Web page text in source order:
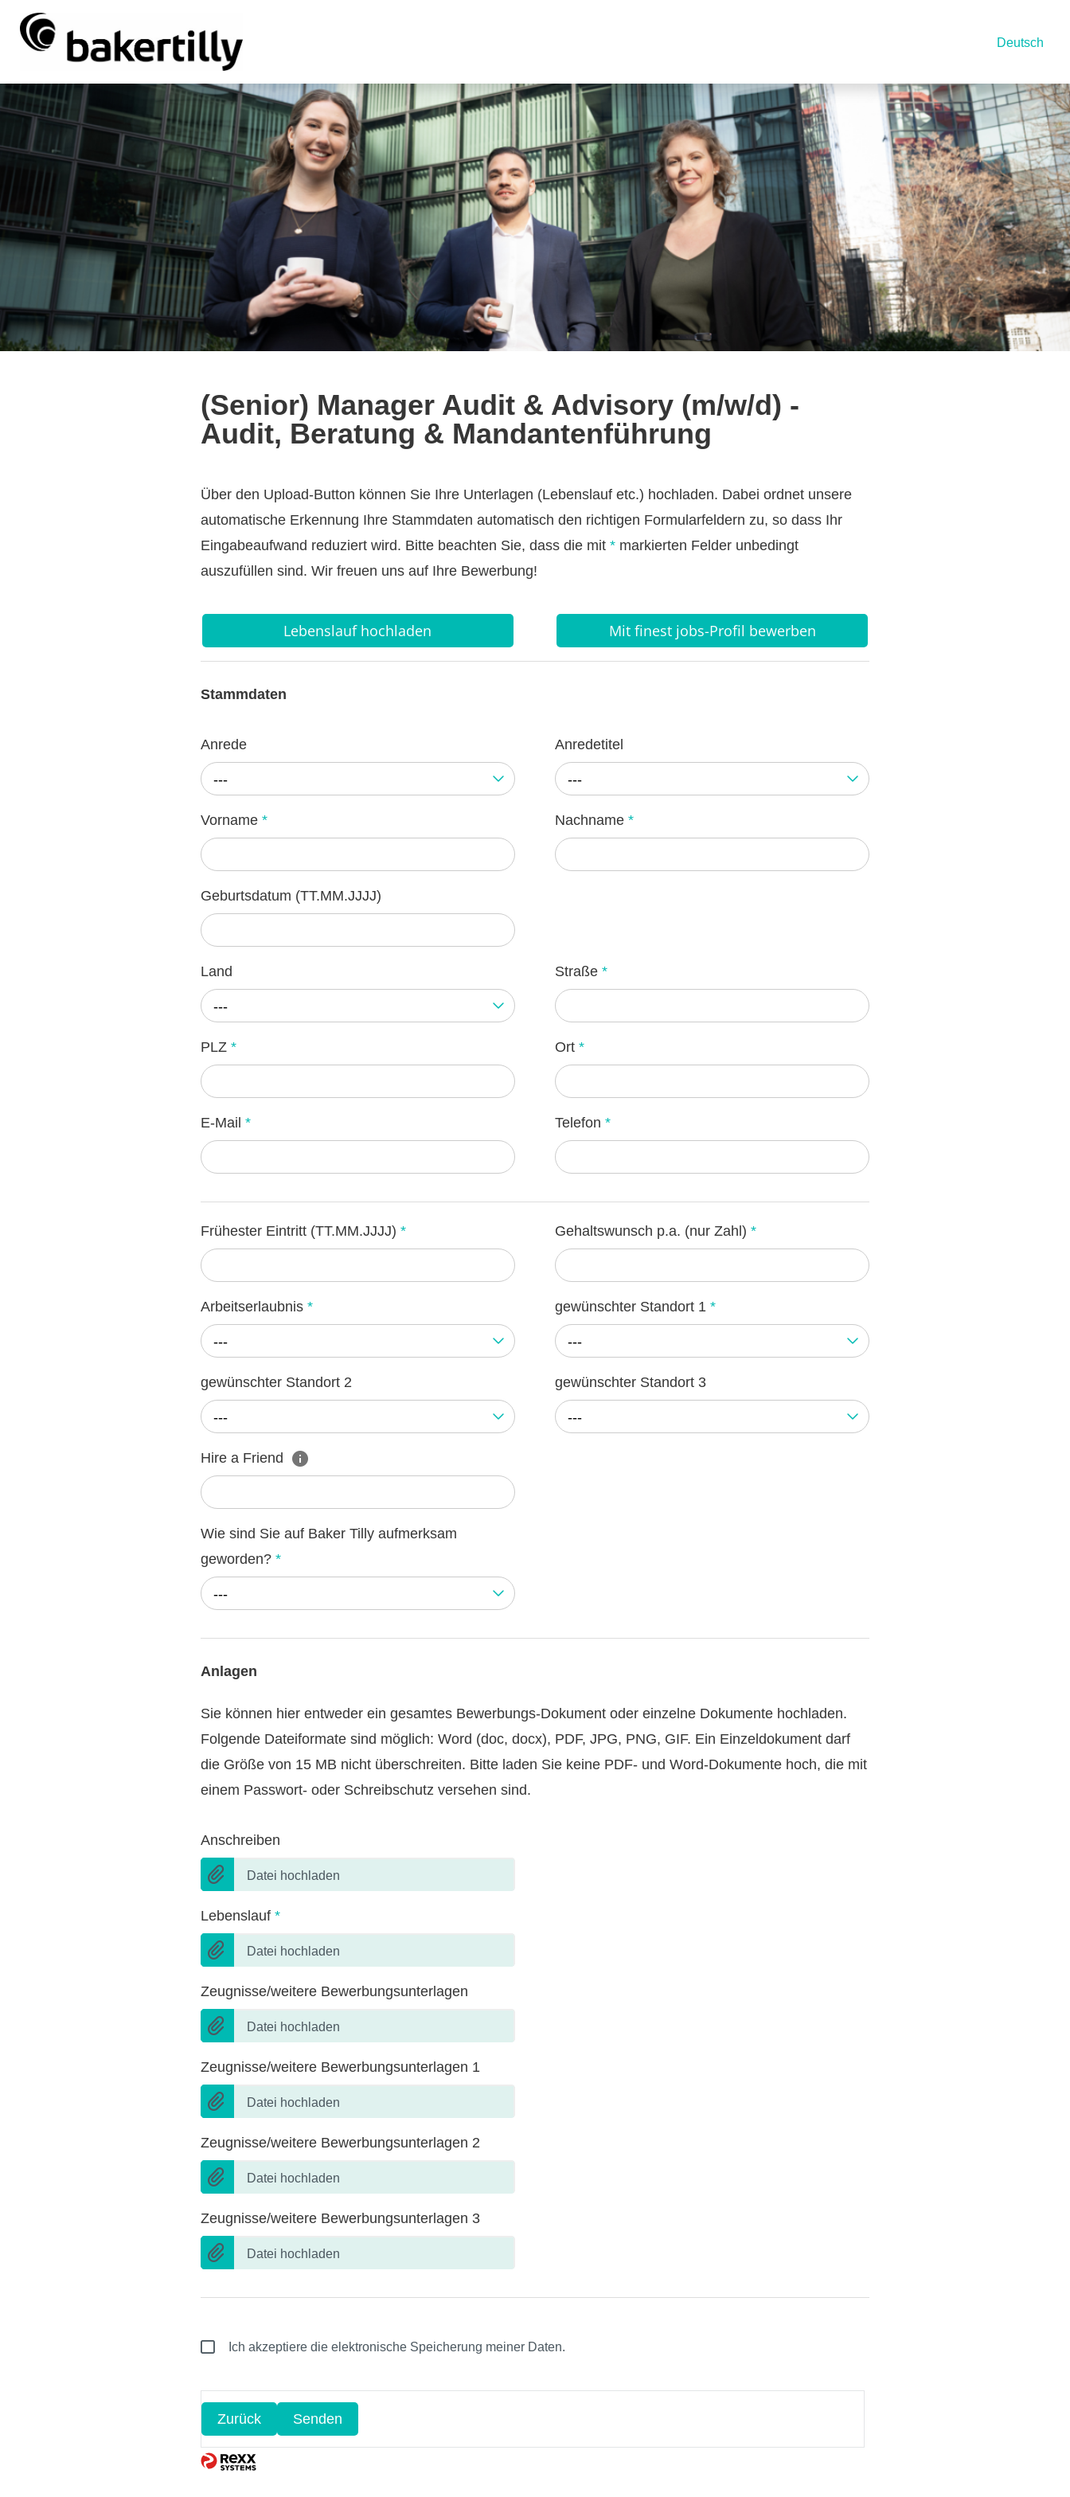
Deutsch
(Senior) Manager Audit & Advisory (m/w/d) -
Audit, Beratung & Mandantenführung
Über den Upload-Button können Sie Ihre Unterlagen (Lebenslauf etc.) hochladen. Dabei ordnet unsere
automatische Erkennung Ihre Stammdaten automatisch den richtigen Formularfeldern zu, so dass Ihr
Eingabeaufwand reduziert wird. Bitte beachten Sie, dass die mit * markierten Felder unbedingt
auszufüllen sind. Wir freuen uns auf Ihre Bewerbung!
Lebenslauf hochladen Mit finest jobs-Profil bewerben
Stammdaten
Anrede
---
Anredetitel
---
Vorname * Nachname*
Geburtsdatum (TT.MM.JJJJ)
Land
---
Straße*
PLZ * Ort*
E-Mail * Telefon*
Frühester Eintritt (TT.MM.JJJJ) * Gehaltswunsch p.a. (nur Zahl)*
Arbeitserlaubnis *
---
gewünschter Standort 1*
---
gewünschter Standort 2
---
gewünschter Standort 3
---
Hire a Friend
Wie sind Sie auf Baker Tilly aufmerksam
geworden? *
---
Anlagen
Sie können hier entweder ein gesamtes Bewerbungs-Dokument oder einzelne Dokumente hochladen.
Folgende Dateiformate sind möglich: Word (doc, docx), PDF, JPG, PNG, GIF. Ein Einzeldokument darf
die Größe von 15 MB nicht überschreiten. Bitte laden Sie keine PDF- und Word-Dokumente hoch, die mit
einem Passwort- oder Schreibschutz versehen sind.
Anschreiben
Datei hochladen
Lebenslauf *
Datei hochladen
Zeugnisse/weitere Bewerbungsunterlagen
Datei hochladen
Zeugnisse/weitere Bewerbungsunterlagen 1
Datei hochladen
Zeugnisse/weitere Bewerbungsunterlagen 2
Datei hochladen
Zeugnisse/weitere Bewerbungsunterlagen 3
Datei hochladen
Ich akzeptiere die elektronische Speicherung meiner Daten.
Zurück Senden